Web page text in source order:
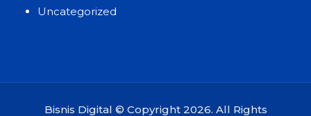
Uncategorized
Bisnis Digital © Copyright 2026. All Rights